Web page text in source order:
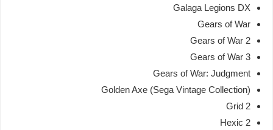
Galaga Legions DX
Gears of War
Gears of War 2
Gears of War 3
Gears of War: Judgment
Golden Axe (Sega Vintage Collection)
Grid 2
Hexic 2